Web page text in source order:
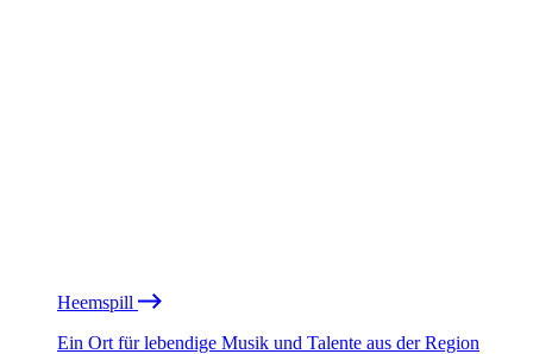
Heemspill
Ein Ort für lebendige Musik und Talente aus der Region